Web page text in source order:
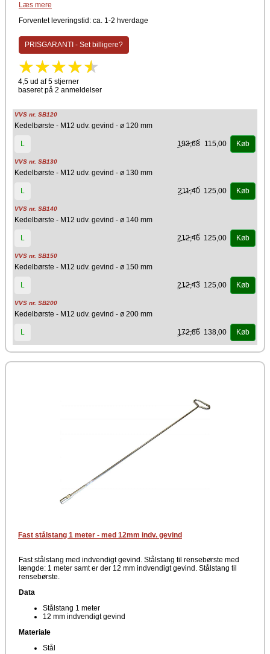
Læs mere
Forventet leveringstid: ca. 1-2 hverdage
PRISGARANTI - Set billigere?
4,5 ud af 5 stjerner
baseret på 2 anmeldelser
VVS nr. SB120
Kedelbørste - M12 udv. gevind - ø 120 mm
L 193,68 115,00 Køb
VVS nr. SB130
Kedelbørste - M12 udv. gevind - ø 130 mm
L 211,40 125,00 Køb
VVS nr. SB140
Kedelbørste - M12 udv. gevind - ø 140 mm
L 212,46 125,00 Køb
VVS nr. SB150
Kedelbørste - M12 udv. gevind - ø 150 mm
L 212,43 125,00 Køb
VVS nr. SB200
Kedelbørste - M12 udv. gevind - ø 200 mm
L 172,86 138,00 Køb
Fast stålstang 1 meter - med 12mm indv. gevind
Fast stålstang med indvendigt gevind. Stålstang til rensebørste med
længde: 1 meter samt er der 12 mm indvendigt gevind. Stålstang til
rensebørste.
Data
Stålstang 1 meter
12 mm indvendigt gevind
Materiale
Stål